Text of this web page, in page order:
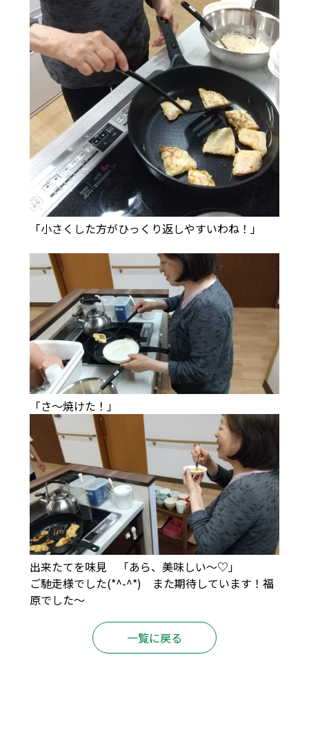
「小さくした方がひっくり返しやすいわね！」
「さ～焼けた！」
出来たてを味見 「あら、美味しい～♡」
ご馳走様でした(*^-^*) また期待しています！福
原でした～
一覧に戻る